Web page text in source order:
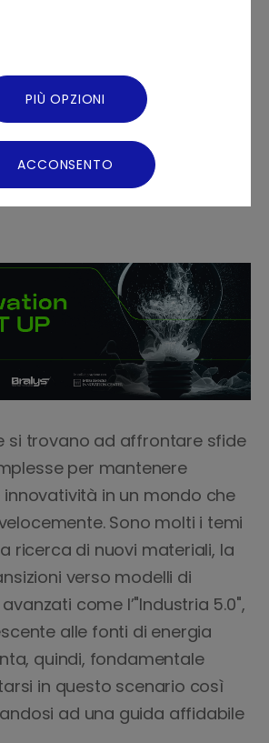
il primo della
di Innovation
aziende del
Toshiba Tec Italia
si trovano ad affrontare sfide
per mantenere
in un mondo che
Sono molti i temi
ricerca di nuovi materiali, la
verso modelli di
come l’"Industria 5.0",
alle fonti di energia
quindi, fondamentale
in questo scenario così
ad una guida affidabile
PIÙ OPZIONI
ACCONSENTO